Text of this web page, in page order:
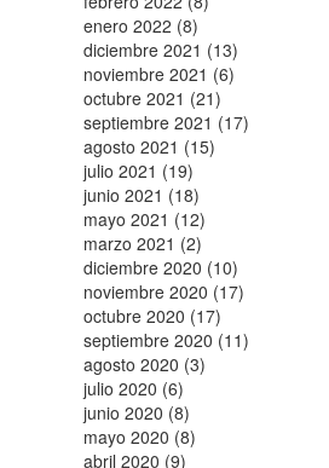
enero 2022 (8)
diciembre 2021 (13)
noviembre 2021 (6)
octubre 2021 (21)
septiembre 2021 (17)
agosto 2021 (15)
julio 2021 (19)
junio 2021 (18)
mayo 2021 (12)
marzo 2021 (2)
diciembre 2020 (10)
noviembre 2020 (17)
octubre 2020 (17)
septiembre 2020 (11)
agosto 2020 (3)
julio 2020 (6)
junio 2020 (8)
mayo 2020 (8)
abril 2020 (9)